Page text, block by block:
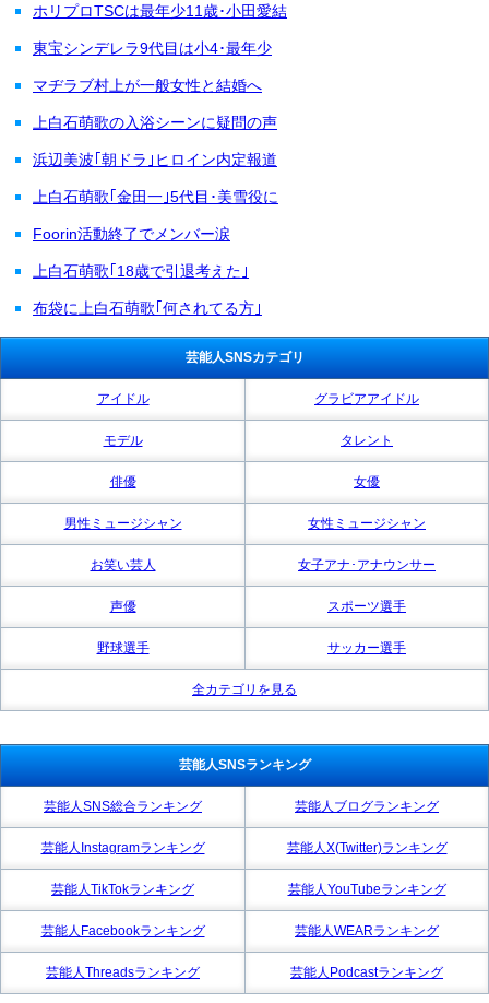
ホリプロTSCは最年少11歳･小田愛結
東宝シンデレラ9代目は小4･最年少
マヂラブ村上が一般女性と結婚へ
上白石萌歌の入浴シーンに疑問の声
浜辺美波｢朝ドラ｣ヒロイン内定報道
上白石萌歌｢金田一｣5代目･美雪役に
Foorin活動終了でメンバー涙
上白石萌歌｢18歳で引退考えた｣
布袋に上白石萌歌｢何されてる方｣
芸能人SNSカテゴリ
アイドル グラビアアイドル
モデル タレント
俳優 女優
男性ミュージシャン 女性ミュージシャン
お笑い芸人 女子アナ･アナウンサー
声優 スポーツ選手
野球選手 サッカー選手
全カテゴリを見る
芸能人SNSランキング
芸能人SNS総合ランキング 芸能人ブログランキング
芸能人Instagramランキング 芸能人X(Twitter)ランキング
芸能人TikTokランキング 芸能人YouTubeランキング
芸能人Facebookランキング 芸能人WEARランキング
芸能人Threadsランキング 芸能人Podcastランキング